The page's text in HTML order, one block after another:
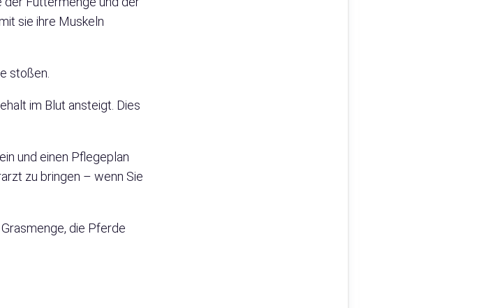
sie ihre Muskeln
stoßen.
im Blut ansteigt. Dies
und einen Pflegeplan
zu bringen – wenn Sie
die Pferde